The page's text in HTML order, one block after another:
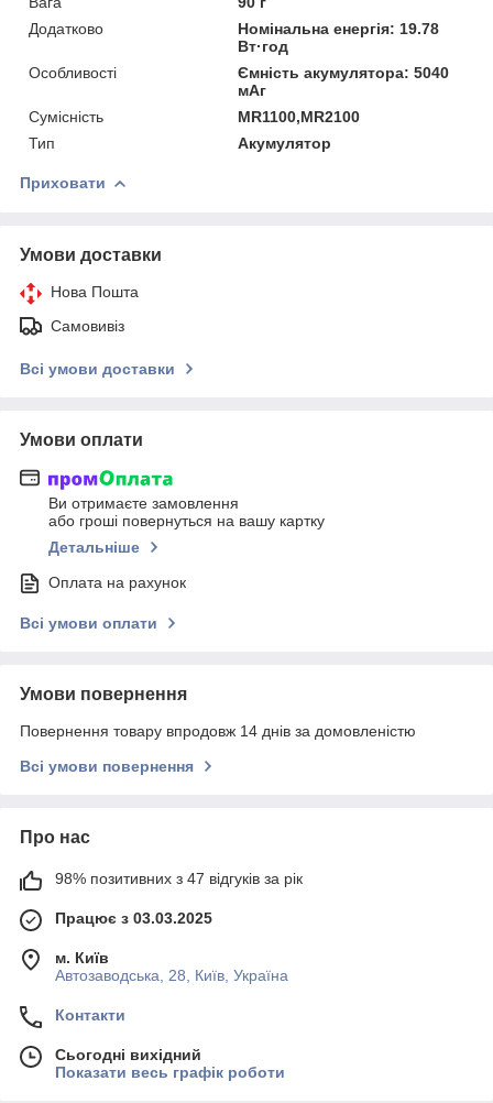
Додатково
Номінальна енергія: 19.78
Вт·год
Особливості
Ємність акумулятора: 5040
мАг
Сумісність
MR1100,MR2100
Тип
Акумулятор
Приховати
Умови доставки
Нова Пошта
Самовивіз
Всі умови доставки
Умови оплати
Ви отримаєте замовлення
або гроші повернуться на вашу картку
Детальніше
Оплата на рахунок
Всі умови оплати
Умови повернення
Повернення товару впродовж 14 днів за домовленістю
Всі умови повернення
Про нас
98% позитивних з 47 відгуків за рік
Працює з 03.03.2025
м. Київ
Автозаводська, 28, Київ, Україна
Контакти
Сьогодні вихідний
Показати весь графік роботи